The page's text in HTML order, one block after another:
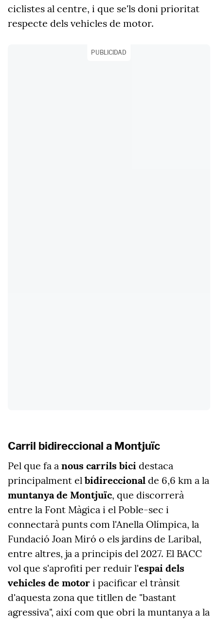
ciclistes al centre, i que se'ls doni prioritat
respecte dels vehicles de motor.
PUBLICIDAD
Carril bidireccional a Montjuïc
Pel que fa a nous carrils bici destaca
principalment el bidireccional de 6,6 km a la
muntanya de Montjuïc, que discorrerà
entre la Font Màgica i el Poble-sec i
connectarà punts com l'Anella Olímpica, la
Fundació Joan Miró o els jardins de Laribal,
entre altres, ja a principis del 2027. El BACC
vol que s'aprofiti per reduir l'espai dels
vehicles de motor i pacificar el trànsit
d'aquesta zona que titllen de "bastant
agressiva", així com que obri la muntanya a la